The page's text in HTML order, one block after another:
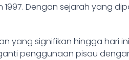
1997. Dengan sejarah yang
yang signifikan hingga hari
penggunaan pisau